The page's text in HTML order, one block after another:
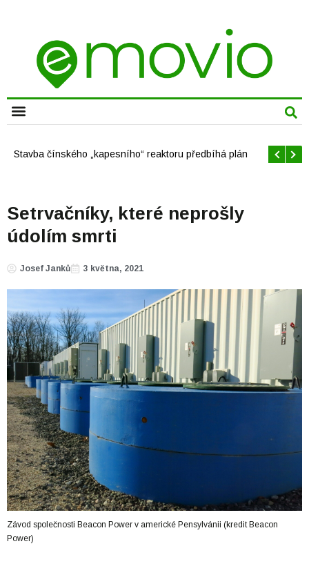
Stavba čínského „kapesního“ reaktoru předbíhá plán
Setrvačníky, které neprošly
údolím smrti
Josef Janků 3 května, 2021
Závod společnosti Beacon Power v americké Pensylvánii (kredit Beacon
Power)